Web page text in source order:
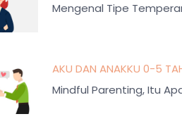
Mengenal Tipe
AKU DAN ANAKKU 0-5
Mindful Parenting, Itu